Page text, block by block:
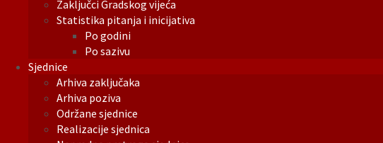
Zaključci Gradskog vijeća
Statistika pitanja i inicijativa
Po godini
Po sazivu
Sjednice
Arhiva zaključaka
Arhiva poziva
Održane sjednice
Realizacije sjednica